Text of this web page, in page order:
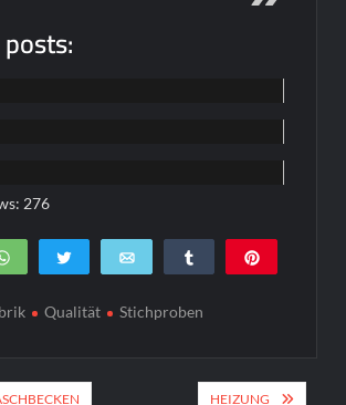
276
WhatsApp Twittern E-Mail Teilen
Qualität Stichproben
HEIZUNG